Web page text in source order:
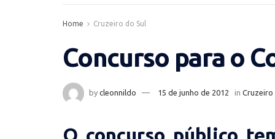
Home Cruzeiro do Sul
Concurso para o
by cleonnildo 15 de junho de 2012 in Cruzeiro